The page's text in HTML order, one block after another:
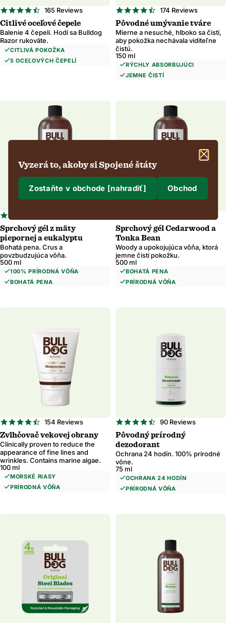
Vyzerá to, akoby si Spojené štáty
Zostaňte v obchode [nahradiť] Obchod
Dodávka do
Región a jazyk
Zmena miesta, kde prepravujete, aby aktualizovala menu, možnosti dopravy
4.7
star
rating
165 Reviews
Citlivé oceľové čepele
Balenie 4 čepelí. Hodí sa Bulldog
Razor rukoväte.
CITLIVÁ POKOŽKA
5 OCEĽOVÝCH ČEPELÍ
4.7
star
rating
174 Reviews
Pôvodné umývanie tváre
Mierne a nesuché, hlboko sa čistí,
aby pokožka nechávala viditeľne
čistú.
150 ml
RÝCHLY ABSORBUJÚCI
JEMNE ČISTÍ
star
rating
Sprchový gél z mäty
piepornej a eukalyptu
Bohatá pena. Crus a
povzbudzujúca vôňa.
500 ml
100% PRÍRODNÁ VÔŇA
BOHATÁ PENA
star
rating
Sprchový gél Cedarwood a
Tonka Bean
Woody a upokojujúca vôňa, ktorá
jemne čistí pokožku.
500 ml
BOHATÁ PENA
PRÍRODNÁ VÔŇA
4.7
star
rating
154 Reviews
Zvlhčovač vekovej obrany
Clinically proven to reduce the
appearance of fine lines and
wrinkles. Contains marine algae.
100 ml
MORSKÉ RIASY
PRÍRODNÁ VÔŇA
4.7
star
rating
90 Reviews
Pôvodný prírodný
dezodorant
Ochrana 24 hodín. 100% prírodné
vône.
75 ml
OCHRANA 24 HODÍN
PRÍRODNÁ VÔŇA